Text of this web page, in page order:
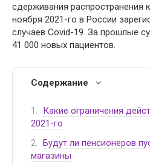
сдерживания распространения
ноября 2021-го в России
случаев Covid-19. За прошлые
41 000 новых пациентов.
Содержание
Какие ограничения
2021-го
Будут ли пенсионеров
магазины